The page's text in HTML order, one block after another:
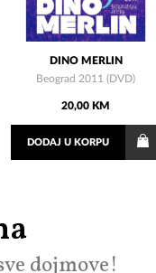
DINO MERLIN
Beograd 2011 (DVD)
20,00 KM
DODAJ U KORPU
dojmove!